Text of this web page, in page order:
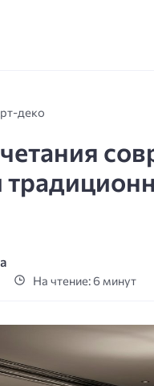
деко
На чтение: 6 минут